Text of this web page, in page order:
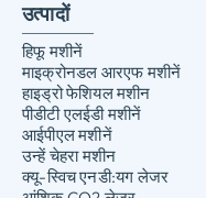
उत्पादों
हिफू मशीनें
माइक्रोनडल आरएफ मशीनें
हाइड्रो फेशियल मशीन
पीडीटी एलईडी मशीनें
आईपीएल मशीनें
उन्हें चेहरा मशीन
क्यू-स्विच एनडी:यग लेजर